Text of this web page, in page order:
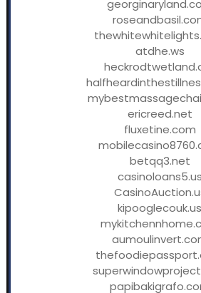
atdhe.ws
ericreed.net
fluxetine.com
betqq3.net
casinoloans5.us
kipooglecouk.us